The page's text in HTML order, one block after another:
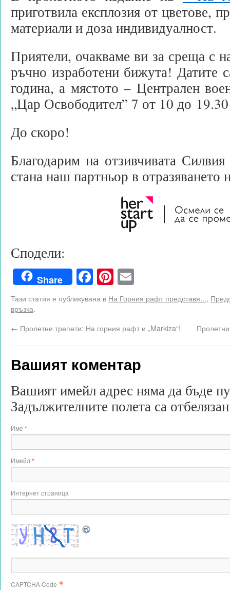
приготвила експлозия от цветове,
материали и доза индивидуалност.
Приятели, очакваме ви за среща с
ръчно изработени бижута! Датите
година, а мястото – Централен
„Цар Освободител” 7 от 10 до
До скоро!
Благодарим на отзивчивата
стана наш партньор в отразяването
Сподели:
Share Facebook
Pinterest
Тази статия е публикувана в На Горния рафт представя...,
връзка.
← Пролетни трепети: На горния рафт и „Markiza“!
Вашият коментар
Вашият имейл адрес няма да бъде
Задължителните полета са
Име *
Имейл *
Интернет страница
CAPTCHA Code *